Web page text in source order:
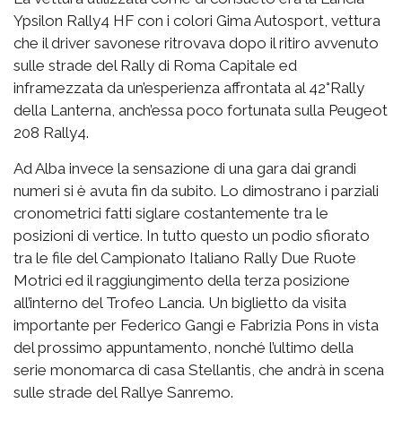
Ypsilon Rally4 HF con i colori Gima Autosport, vettura
che il driver savonese ritrovava dopo il ritiro avvenuto
sulle strade del Rally di Roma Capitale ed
inframezzata da un’esperienza affrontata al 42°Rally
della Lanterna, anch’essa poco fortunata sulla Peugeot
208 Rally4.
Ad Alba invece la sensazione di una gara dai grandi
numeri si è avuta fin da subito. Lo dimostrano i parziali
cronometrici fatti siglare costantemente tra le
posizioni di vertice. In tutto questo un podio sfiorato
tra le file del Campionato Italiano Rally Due Ruote
Motrici ed il raggiungimento della terza posizione
all’interno del Trofeo Lancia. Un biglietto da visita
importante per Federico Gangi e Fabrizia Pons in vista
del prossimo appuntamento, nonché l’ultimo della
serie monomarca di casa Stellantis, che andrà in scena
sulle strade del Rallye Sanremo.